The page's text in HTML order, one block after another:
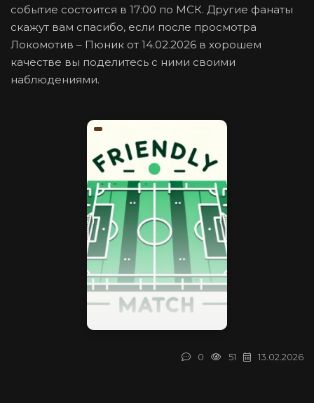
событие состоится в 17:00 по МСК. Другие фанаты
скажут вам спасибо, если после просмотра
Локомотив – Пюник от 14.02.2026 в хорошем
качестве вы поделитесь с ними своими
наблюдениями.
13.02.2026
51
0